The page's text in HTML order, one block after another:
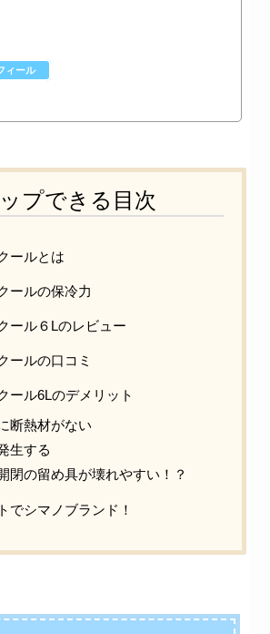
ィール
プできる目次
ールとは
ールの保冷力
ール６Lのレビュー
ールの口コミ
ール6Lのデメリット
断熱材がない
生する
閉の留め具が壊れやすい！？
でシマノブランド！